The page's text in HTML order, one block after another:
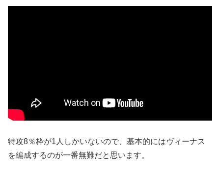
特攻8％枠が1人しかいないので、基本的にはヴィーナス
を編成するのが一番無難だと思います。